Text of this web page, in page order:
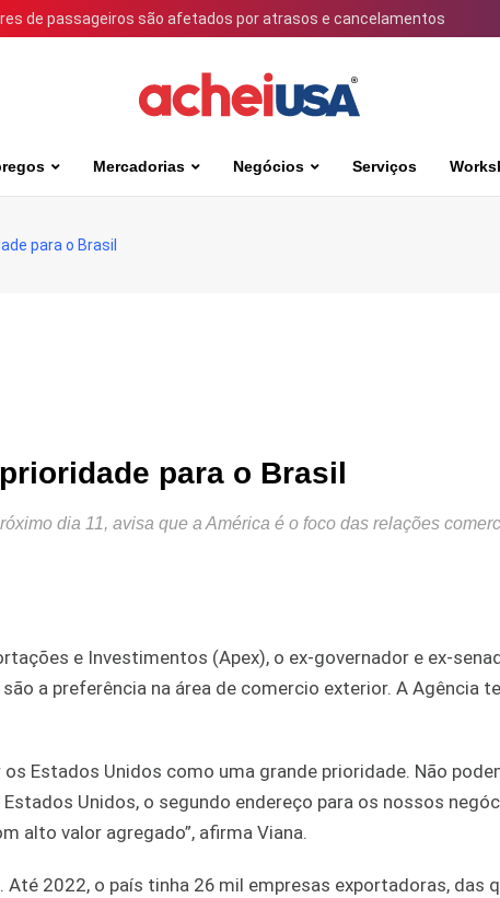
de passageiros são afetados por atrasos e cancelamentos
Mercadorias Negócios Serviços
para o Brasil
para o Brasil
dia 11, avisa que a América é o foco das relações
e Investimentos (Apex), o ex-governador e ex-
a preferência na área de comercio exterior. A Agência
Estados Unidos como uma grande prioridade. Não
Unidos, o segundo endereço para os nossos
alto valor agregado”, afirma Viana.
2022, o país tinha 26 mil empresas exportadoras, das